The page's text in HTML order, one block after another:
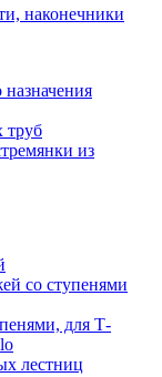
наконечники
труб
из
со ступенями
для Т-
лестниц